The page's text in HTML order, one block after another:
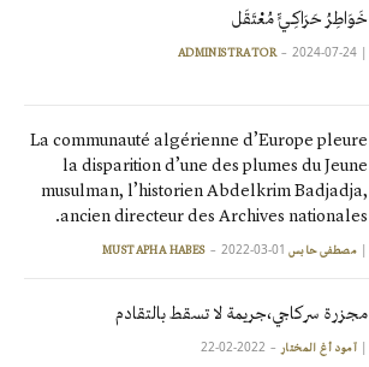
خَوَاطِرُ حَرَاكِـيٍّ مُعْتَقَل
|
ADMINISTRATOR 2024-07-24
La communauté algérienne d’Europe pleure
la disparition d’une des plumes du Jeune
musulman, l’historien Abdelkrim Badjadja,
ancien directeur des Archives nationales.
| مصطفى حابس MUSTAPHA HABES 2022-03-01
مجزرة سركاجي،جريمة لا تسقط بالتقادم
| آمود أغ المختار 2022-02-22